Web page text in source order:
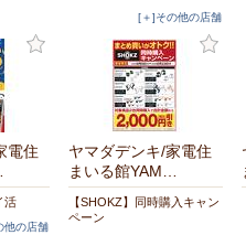
[＋]その他の店舗
電住
活
他の店舗
ヤマダデンキ/家電住
まいる館YAM…
【SHOKZ】同時購入キャン
ペーン